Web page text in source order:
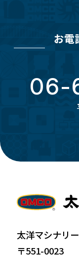
お電
06-
太洋マシナリ
〒551-0023